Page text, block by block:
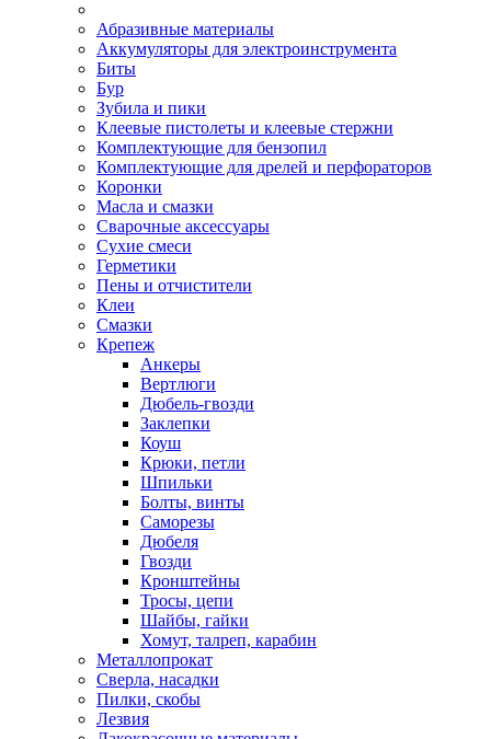
Абразивные материалы
Аккумуляторы для электроинструмента
Биты
Бур
Зубила и пики
Клеевые пистолеты и клеевые стержни
Комплектующие для бензопил
Комплектующие для дрелей и перфораторов
Коронки
Масла и смазки
Сварочные аксессуары
Сухие смеси
Герметики
Пены и отчистители
Клеи
Смазки
Крепеж
Анкеры
Вертлюги
Дюбель-гвозди
Заклепки
Коуш
Крюки, петли
Шпильки
Болты, винты
Саморезы
Дюбеля
Гвозди
Кронштейны
Тросы, цепи
Шайбы, гайки
Хомут, талреп, карабин
Металлопрокат
Сверла, насадки
Пилки, скобы
Лезвия